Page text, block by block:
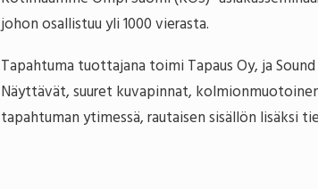
johon osallistuu yli 1000 vierasta.
Tapahtuma tuottajana toimi Tapaus Oy, ja
Näyttävät, suuret kuvapinnat,
tapahtuman ytimessä, rautaisen sisällön lisäksi